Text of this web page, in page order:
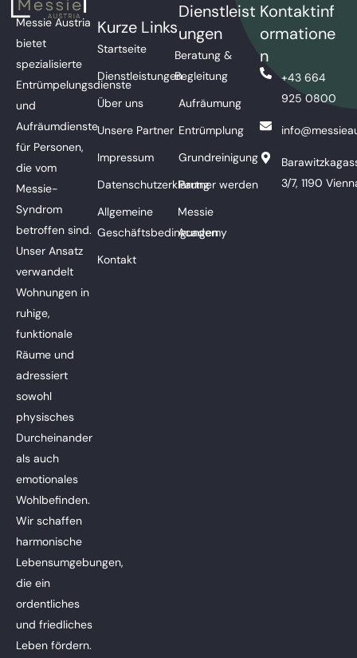
Messie Austria
bietet
spezialisierte
Entrümpelungsdienste
und
Aufräumdienste
für Personen,
die vom
Messie-
Syndrom
betroffen sind.
Unser Ansatz
verwandelt
Wohnungen in
ruhige,
funktionale
Räume und
adressiert
sowohl
physisches
Durcheinander
als auch
emotionales
Wohlbefinden.
Wir schaffen
harmonische
Lebensumgebungen,
die ein
ordentliches
und friedliches
Leben fördern.
Kurze Links
Startseite
Dienstleistungen
Über uns
Unsere Partner
Impressum
Datenschutzerklärung
Allgemeine
Geschäftsbedingungen
Kontakt
Dienstleist
ungen
Beratung &
Begleitung
Aufräumung
Entrümplung
Grundreinigung
Partner werden
Messie
Academy
Kontaktinf
ormatione
n
+43 664
925 0800
3/7, 1190